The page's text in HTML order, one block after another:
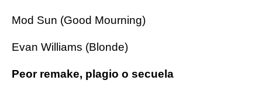
Mod Sun (Good Mourning)
Evan Williams (Blonde)
Peor remake, plagio o secuela